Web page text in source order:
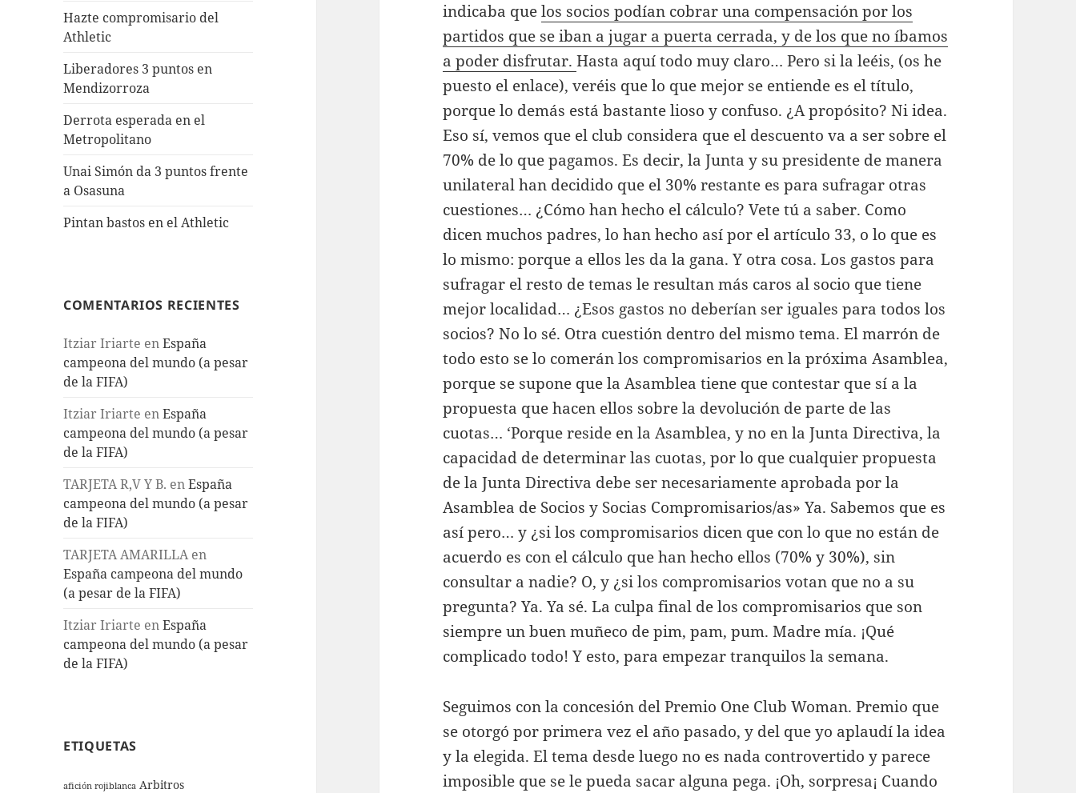
Hazte compromisario del
Athletic
Liberadores 3 puntos en
Mendizorroza
Derrota esperada en el
Metropolitano
Unai Simón da 3 puntos frente
a Osasuna
Pintan bastos en el Athletic
COMENTARIOS RECIENTES
Itziar Iriarte enEspaña
campeona del mundo (a pesar
de la FIFA)
Itziar Iriarte enEspaña
campeona del mundo (a pesar
de la FIFA)
TARJETA R,V Y B. enEspaña
campeona del mundo (a pesar
de la FIFA)
TARJETA AMARILLAen
España campeona del mundo
(a pesar de la FIFA)
Itziar Iriarte enEspaña
campeona del mundo (a pesar
de la FIFA)
ETIQUETAS
afición rojiblanca Arbitros
indicaba quelos socios podían cobrar una compensación por los
partidos que se iban a jugar a puerta cerrada, y de los que no íbamos
a poder disfrutar.Hasta aquí todo muy claro… Pero si la leéis, (os he
puesto el enlace), veréis que lo que mejor se entiende es el título,
porque lo demás está bastante lioso y confuso. ¿A propósito? Ni idea.
Eso sí, vemos que el club considera que el descuento va a ser sobre el
70% de lo que pagamos. Es decir, la Junta y su presidente de manera
unilateral han decidido que el 30% restante es para sufragar otras
cuestiones… ¿Cómo han hecho el cálculo? Vete tú a saber. Como
dicen muchos padres, lo han hecho así por el artículo 33, o lo que es
lo mismo: porque a ellos les da la gana. Y otra cosa. Los gastos para
sufragar el resto de temas le resultan más caros al socio que tiene
mejor localidad… ¿Esos gastos no deberían ser iguales para todos los
socios? No lo sé. Otra cuestión dentro del mismo tema. El marrón de
todo esto se lo comerán los compromisarios en la próxima Asamblea,
porque se supone que la Asamblea tiene que contestar que sí a la
propuesta que hacen ellos sobre la devolución de parte de las
cuotas… ‘Porque reside en la Asamblea, y no en la Junta Directiva, la
capacidad de determinar las cuotas, por lo que cualquier propuesta
de la Junta Directiva debe ser necesariamente aprobada por la
Asamblea de Socios y Socias Compromisarios/as» Ya. Sabemos que es
así pero… y ¿si los compromisarios dicen que con lo que no están de
acuerdo es con el cálculo que han hecho ellos (70% y 30%), sin
consultar a nadie? O, y ¿si los compromisarios votan que no a su
pregunta? Ya. Ya sé. La culpa final de los compromisarios que son
siempre un buen muñeco de pim, pam, pum. Madre mía. ¡Qué
complicado todo! Y esto, para empezar tranquilos la semana.
Seguimos con la concesión del Premio One Club Woman. Premio que
se otorgó por primera vez el año pasado, y del que yo aplaudí la idea
y la elegida. El tema desde luego no es nada controvertido y parece
imposible que se le pueda sacar alguna pega. ¡Oh, sorpresa¡ Cuando